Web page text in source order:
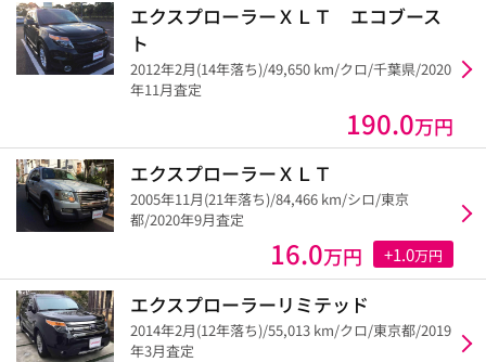
エクスプローラーＸＬＴ エコブース
ト
2012年2月(14年落ち)/49,650 km/クロ/千葉県/2020
年11月査定
190.0万円
エクスプローラーＸＬＴ
2005年11月(21年落ち)/84,466 km/シロ/東京
都/2020年9月査定
16.0万円 +1.0万円
エクスプローラーリミテッド
2014年2月(12年落ち)/55,013 km/クロ/東京都/2019
年3月査定